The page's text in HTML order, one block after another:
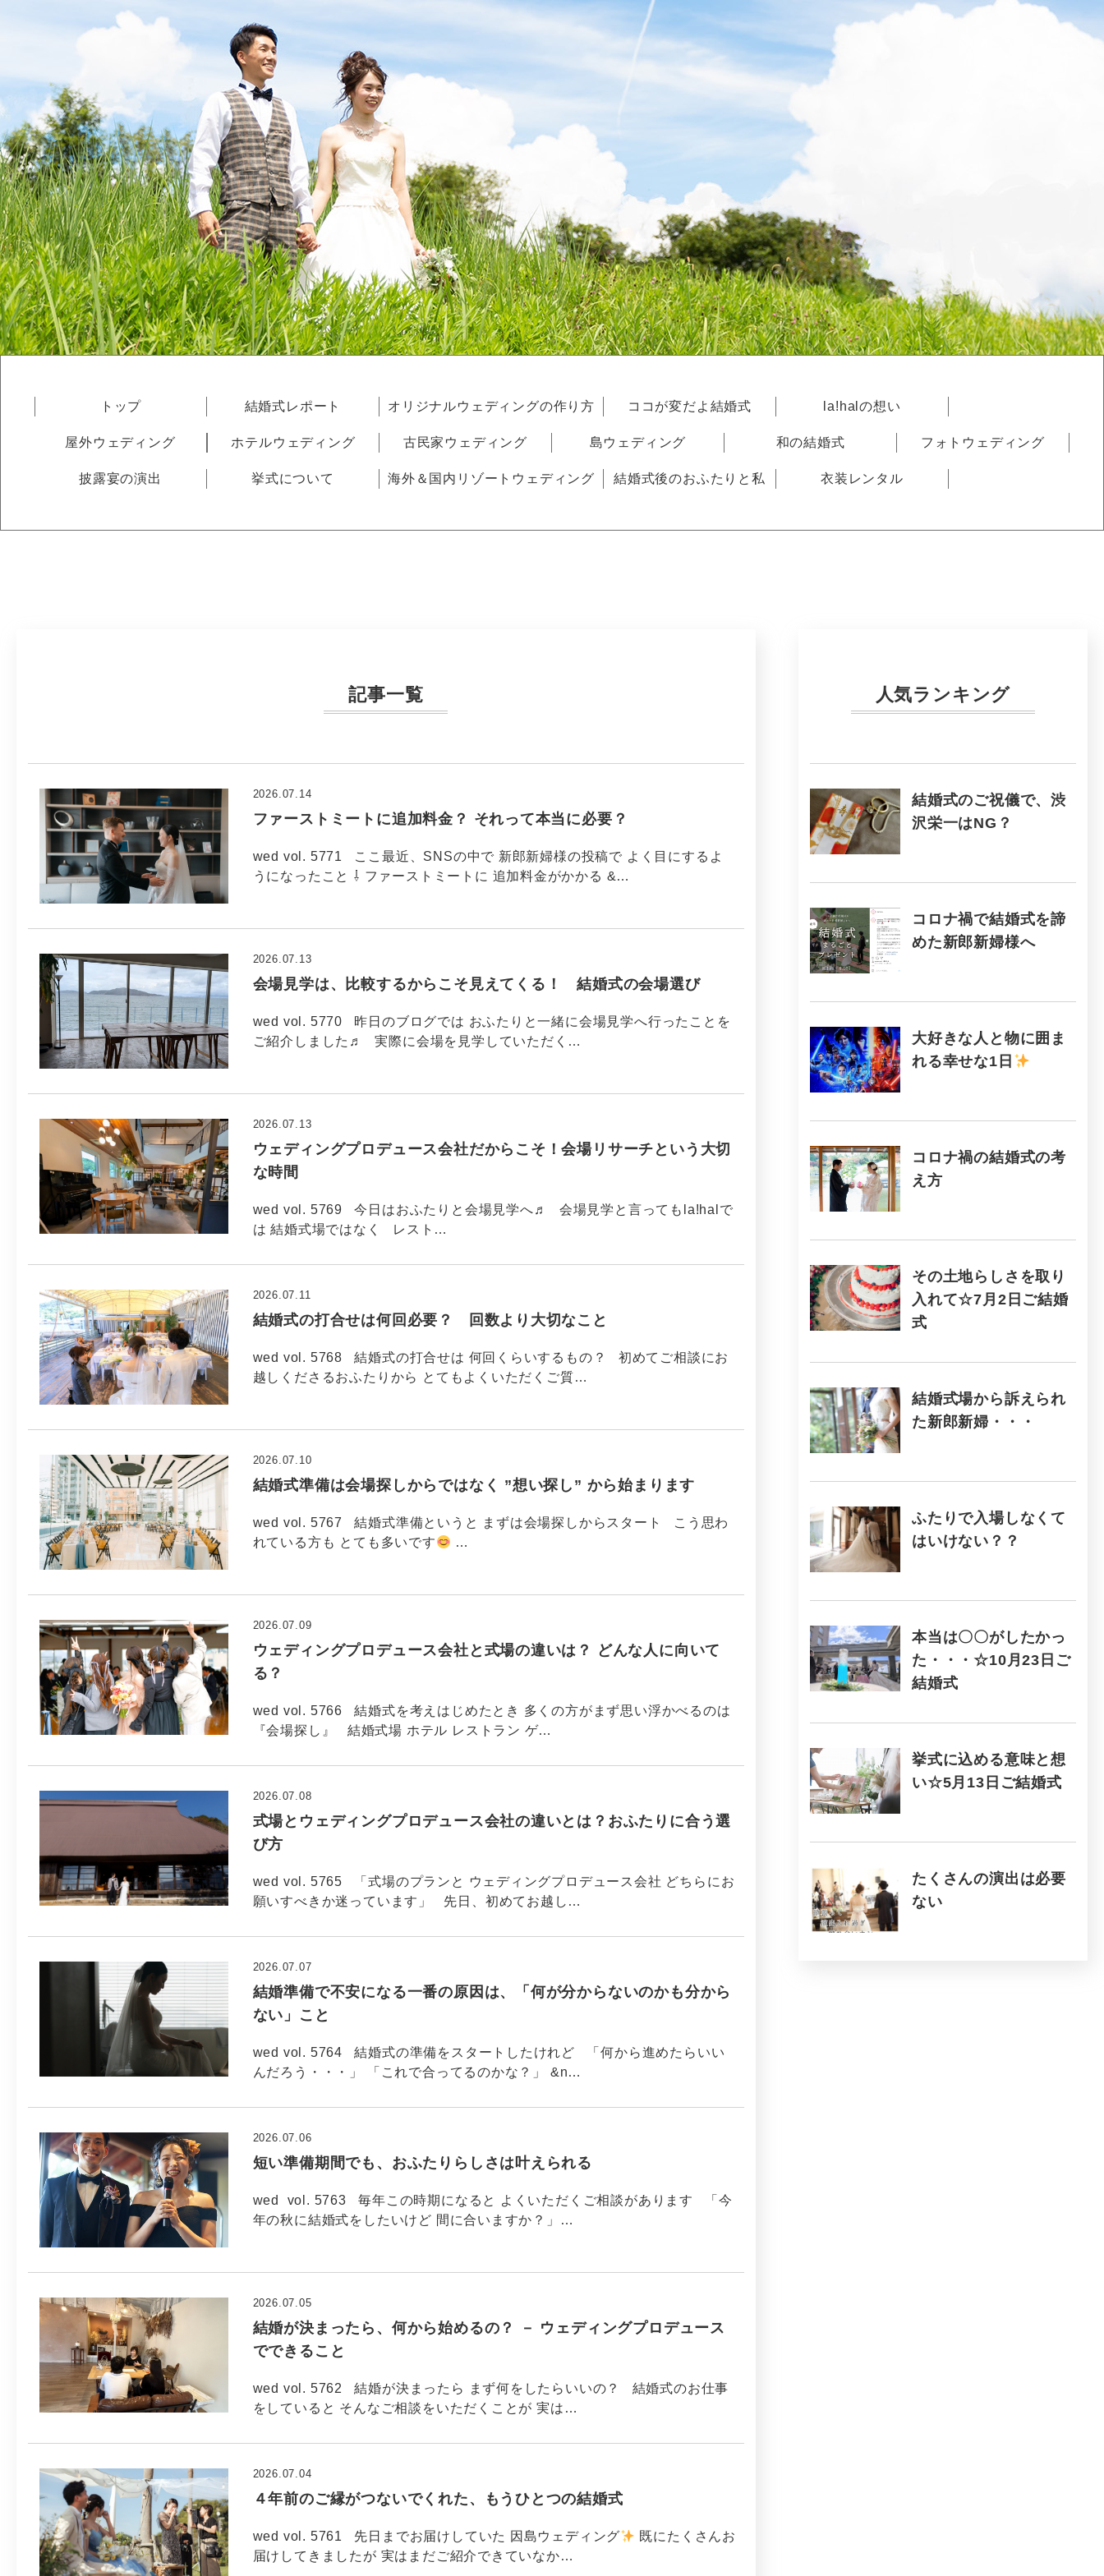
トップ 結婚式レポート オリジナルウェディングの作り方 ココが変だよ結婚式 la!halの想い
屋外ウェディング ホテルウェディング 古民家ウェディング 島ウェディング 和の結婚式 フォトウェディング
披露宴の演出 挙式について 海外＆国内リゾートウェディング 結婚式後のおふたりと私 衣装レンタル
記事一覧
ファーストミートに追加料金？ それって本当に必要？
2026.07.14
wed vol. 5771 ここ最近、SNSの中で 新郎新婦様の投稿で よく目にするよ
うになったこと ⇩ ファーストミートに 追加料金がかかる &…
会場見学は、比較するからこそ見えてくる！ 結婚式の会場選び
2026.07.13
wed vol. 5770 昨日のブログでは おふたりと一緒に会場見学へ行ったことを
ご紹介しました♬ 実際に会場を見学していただく…
ウェディングプロデュース会社だからこそ！会場リサーチという大切
な時間
2026.07.13
wed vol. 5769 今日はおふたりと会場見学へ♬ 会場見学と言ってもla!halで
は 結婚式場ではなく レスト…
結婚式の打合せは何回必要？ 回数より大切なこと
2026.07.11
wed vol. 5768 結婚式の打合せは 何回くらいするもの？ 初めてご相談にお
越しくださるおふたりから とてもよくいただくご質…
結婚式準備は会場探しからではなく ”想い探し” から始まります
2026.07.10
wed vol. 5767 結婚式準備というと まずは会場探しからスタート こう思わ
れている方も とても多いです
…
ウェディングプロデュース会社と式場の違いは？ どんな人に向いて
る？
2026.07.09
wed vol. 5766 結婚式を考えはじめたとき 多くの方がまず思い浮かべるのは
『会場探し』 結婚式場 ホテル レストラン ゲ…
式場とウェディングプロデュース会社の違いとは？おふたりに合う選
び方
2026.07.08
wed vol. 5765 「式場のプランと ウェディングプロデュース会社 どちらにお
願いすべきか迷っています」 先日、初めてお越し…
結婚準備で不安になる一番の原因は、「何が分からないのかも分から
ない」こと
2026.07.07
wed vol. 5764 結婚式の準備をスタートしたけれど 「何から進めたらいい
んだろう・・・」 「これで合ってるのかな？」 &n…
短い準備期間でも、おふたりらしさは叶えられる
2026.07.06
wed vol. 5763 毎年この時期になると よくいただくご相談があります 「今
年の秋に結婚式をしたいけど 間に合いますか？」…
結婚が決まったら、何から始めるの？ － ウェディングプロデュース
でできること
2026.07.05
wed vol. 5762 結婚が決まったら まず何をしたらいいの？ 結婚式のお仕事
をしていると そんなご相談をいただくことが 実は…
４年前のご縁がつないでくれた、もうひとつの結婚式
2026.07.04
wed vol. 5761 先日までお届けしていた 因島ウェディング
既にたくさんお
届けしてきましたが 実はまだご紹介できていなか…
人気ランキング
結婚式のご祝儀で、渋
沢栄一はNG？
コロナ禍で結婚式を諦
めた新郎新婦様へ
大好きな人と物に囲ま
れる幸せな1日
コロナ禍の結婚式の考
え方
その土地らしさを取り
入れて☆7月2日ご結婚
式
結婚式場から訴えられ
た新郎新婦・・・
ふたりで入場しなくて
はいけない？？
本当は〇〇がしたかっ
た・・・☆10月23日ご
結婚式
挙式に込める意味と想
い☆5月13日ご結婚式
たくさんの演出は必要
ない